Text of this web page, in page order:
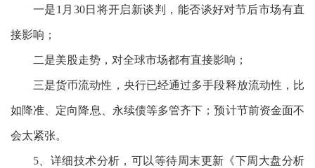
一是1 月 30日将开启新谈判，能否谈好对节后市场有直
接影响；
二是美股走势，对全球市场都有直接影响；
三是货币流动性，央行已经通过多手段释放流动性，比
如降准、定向降息、永续债等多管齐下；预计节前资金面不
会太紧张。
5、详细技术分析，可以等待周末更新《下周大盘分析